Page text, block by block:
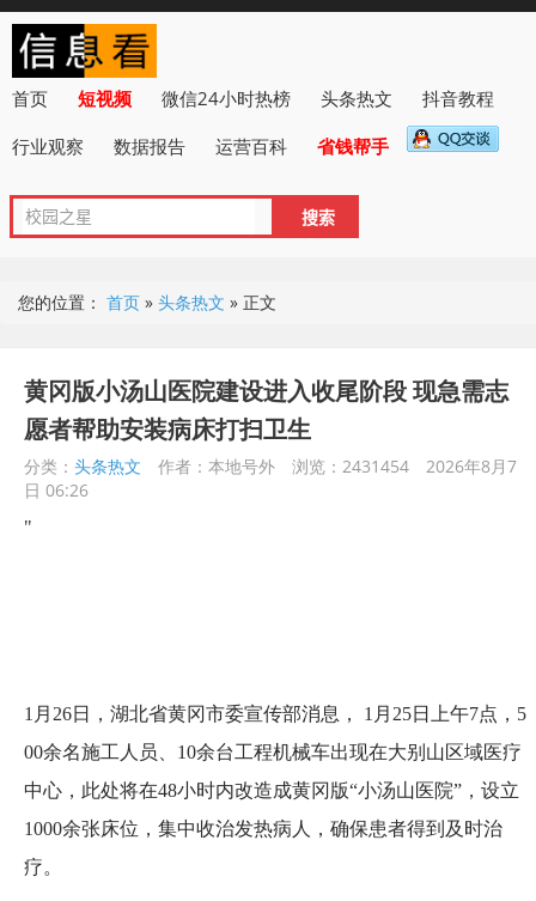
首页 短视频 微信24小时热榜 头条热文
抖音教程
行业观察
数据报告 运营百科 省钱帮手
您的位置： 首页 » 头条热文 » 正文
黄冈版小汤山医院建设进入收尾阶段 现急需志
愿者帮助安装病床打扫卫生
分类： 头条热文 作者：本地号外 浏览：2431454
2026年8月7
日 06:26
"
1月26日，湖北省黄冈市委宣传部消息， 1月25日上午7点，5
00余名施工人员、10余台工程机械车出现在大别山区域医疗
中心，此处将在48小时内改造成黄冈版“小汤山医院”，设立
1000余张床位，集中收治发热病人，确保患者得到及时治
疗。